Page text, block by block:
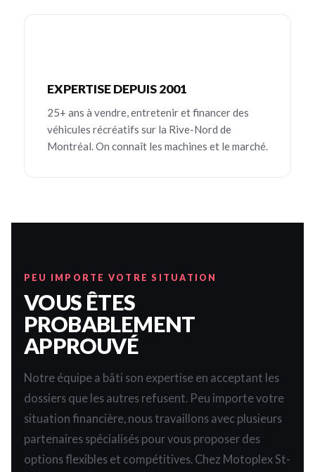
EXPERTISE DEPUIS 2001
25+ ans à vendre, entretenir et financer des
véhicules récréatifs sur la Rive-Nord de
Montréal. On connaît les machines et le marché.
PEU IMPORTE VOTRE SITUATION
VOUS ÊTES
PROBABLEMENT
APPROUVÉ
Notre équipe a bâti son expertise en acceptant les
dossiers que les autres refusent. Peu importe votre
situation financière, nous travaillons avec plusieurs
partenaires spécialisés pour vous proposer des
options flexibles et compétitives. Chez Motoplex St-